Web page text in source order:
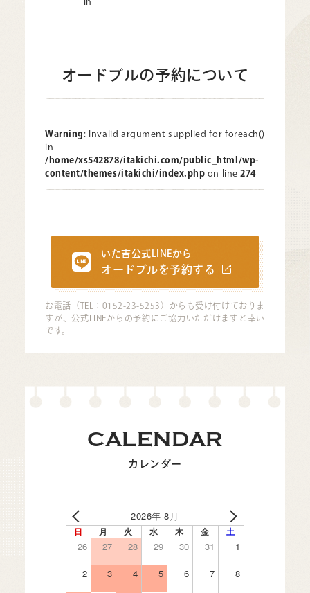
オードブルの予約について
Warning : Invalid argument supplied for foreach()
in
/home/xs542878/itakichi.com/public_html/wp-
content/themes/itakichi/index.php on line274
いた吉公式LINEから
オードブルを予約する
お電話（TEL： 0152-23-5253 ）からも受け付けておりま
すが、公式LINEからの予約にご協力いただけますと幸い
です。
CALENDAR
カレンダー
2026年 8月
日 月 火 水 木 金 土
26 27 28 29 30 31 1
2 3 4 5 6 7 8